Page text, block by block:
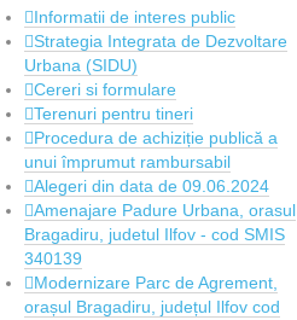
Informatii de interes public
Strategia Integrata de Dezvoltare
Urbana (SIDU)
Cereri si formulare
Terenuri pentru tineri
Procedura de achiziție publică a
unui împrumut rambursabil
Alegeri din data de 09.06.2024
Amenajare Padure Urbana, orasul
Bragadiru, judetul Ilfov - cod SMIS
340139
Modernizare Parc de Agrement,
orașul Bragadiru, județul Ilfov cod